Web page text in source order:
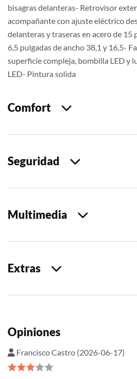
bisagras delanteras- Retrovisor
acompañante con ajuste eléctrico
delanteras y traseras en acero de 15
6,5 pulgadas de ancho 38,1 y 16,5-
superficie compleja, bombilla LED y
LED- Pintura solida
Comfort
Seguridad
Multimedia
Extras
Opiniones
Francisco Castro (2026-06-17)